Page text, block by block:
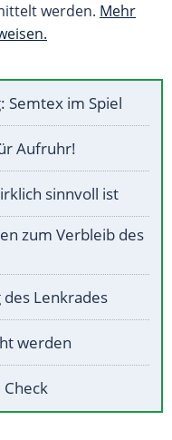
werden. Mehr
Semtex im Spiel
Aufruhr!
sinnvoll ist
zum Verbleib des
Lenkrades
werden